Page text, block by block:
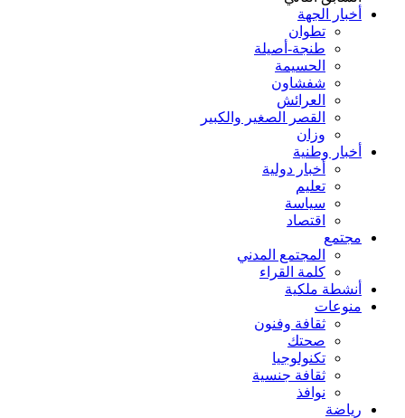
أخبار الجهة
تطوان
طنجة-أصيلة
الحسيمة
شفشاون
العرائش
القصر الصغير والكبير
وزان
أخبار وطنية
أخبار دولية
تعليم
سياسة
اقتصاد
مجتمع
المجتمع المدني
كلمة القراء
أنشطة ملكية
منوعات
ثقافة وفنون
صحتك
تكنولوجيا
ثقافة جنسية
نوافذ
رياضة